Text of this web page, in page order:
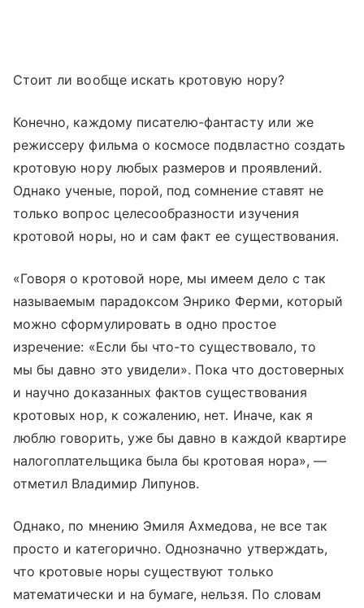
Стоит ли вообще искать кротовую нору?
Конечно, каждому писателю-фантасту или же
режиссеру фильма о космосе подвластно создать
кротовую нору любых размеров и проявлений.
Однако ученые, порой, под сомнение ставят не
только вопрос целесообразности изучения
кротовой норы, но и сам факт ее существования.
«Говоря о кротовой норе, мы имеем дело с так
называемым парадоксом Энрико Ферми, который
можно сформулировать в одно простое
изречение: «Если бы что-то существовало, то
мы бы давно это увидели». Пока что достоверных
и научно доказанных фактов существования
кротовых нор, к сожалению, нет. Иначе, как я
люблю говорить, уже бы давно в каждой квартире
налогоплательщика была бы кротовая нора», —
отметил Владимир Липунов.
Однако, по мнению Эмиля Ахмедова, не все так
просто и категорично. Однозначно утверждать,
что кротовые норы существуют только
математически и на бумаге, нельзя. По словам